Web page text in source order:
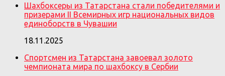
Шахбоксеры из Татарстана стали победителями и
призерами II Всемирных игр национальных видов
единоборств в Чувашии
18.11.2025
Спортсмен из Татарстана завоевал золото
чемпионата мира по шахбоксу в Сербии